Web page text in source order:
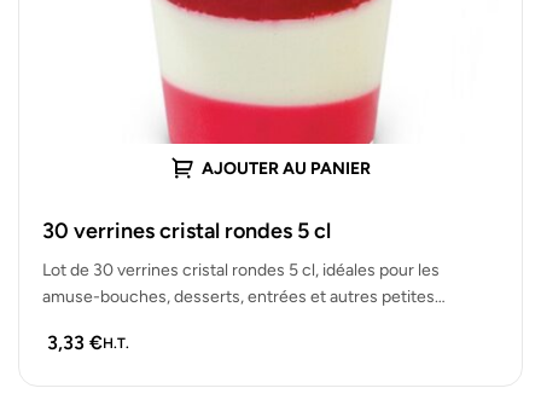
AJOUTER AU PANIER
30 verrines cristal rondes 5 cl
Lot de 30 verrines cristal rondes 5 cl, idéales pour les
amuse-bouches, desserts, entrées et autres petites
3,33 €H.T.